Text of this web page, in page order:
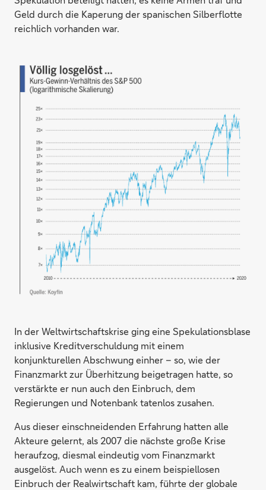
Geld durch die Kaperung der spanischen Silberflotte
reichlich vorhanden war.
In der Weltwirtschaftskrise ging eine Spekulationsblase
inklusive Kreditverschuldung mit einem
konjunkturellen Abschwung einher – so, wie der
Finanzmarkt zur Überhitzung beigetragen hatte, so
verstärkte er nun auch den Einbruch, dem
Regierungen und Notenbank tatenlos zusahen.
Aus dieser einschneidenden Erfahrung hatten alle
Akteure gelernt, als 2007 die nächste große Krise
heraufzog, diesmal eindeutig vom Finanzmarkt
ausgelöst. Auch wenn es zu einem beispiellosen
Einbruch der Realwirtschaft kam, führte der globale